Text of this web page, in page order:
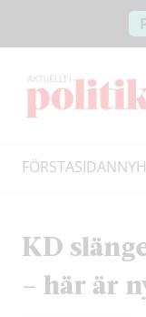
innehållet
headern
FÖRSTASIDAN
KD
– här är